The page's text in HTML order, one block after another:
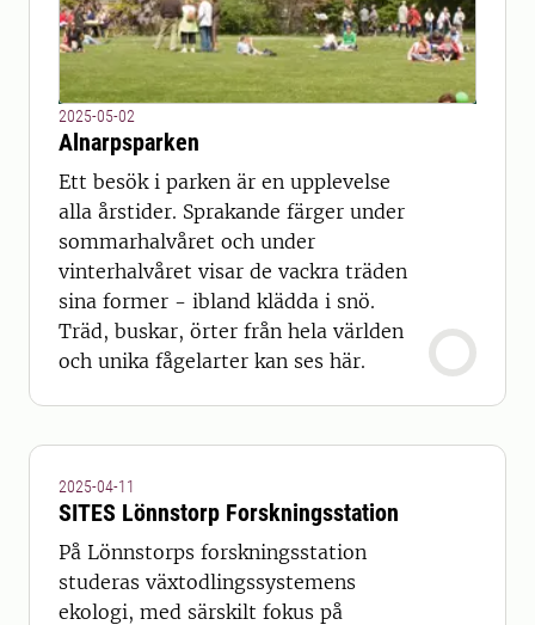
2025-05-02
Alnarpsparken
Ett besök i parken är en upplevelse
alla årstider. Sprakande färger under
sommarhalvåret och under
vinterhalvåret visar de vackra träden
sina former - ibland klädda i snö.
Träd, buskar, örter från hela världen
och unika fågelarter kan ses här.
2025-04-11
SITES Lönnstorp Forskningsstation
På Lönnstorps forskningsstation
studeras växtodlingssystemens
ekologi, med särskilt fokus på